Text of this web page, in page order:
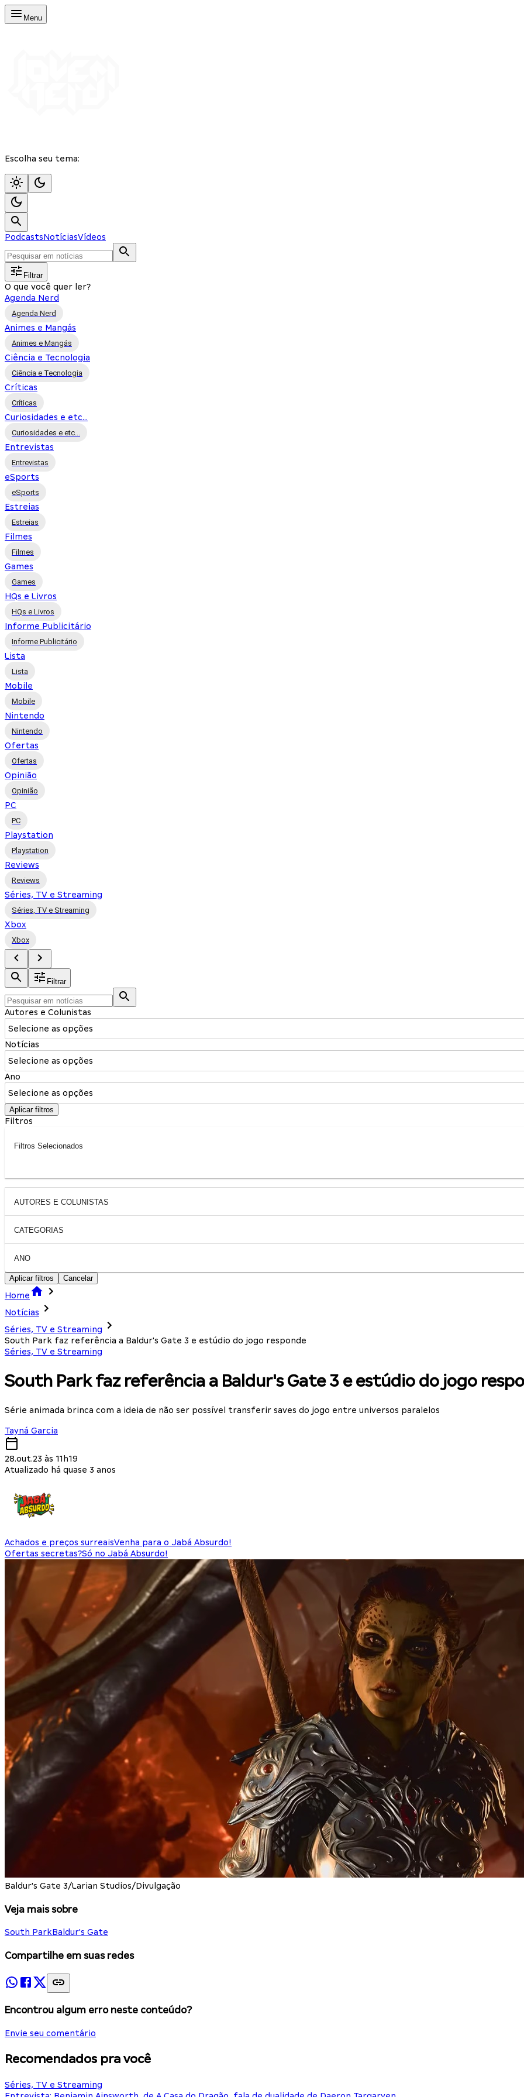
Menu
Escolha seu tema:
PodcastsNotíciasVídeos
Filtrar
O que você quer ler?
Agenda Nerd
Agenda Nerd
Animes e Mangás
Animes e Mangás
Ciência e Tecnologia
Ciência e Tecnologia
Críticas
Críticas
Curiosidades e etc...
Curiosidades e etc...
Entrevistas
Entrevistas
eSports
eSports
Estreias
Estreias
Filmes
Filmes
Games
Games
HQs e Livros
HQs e Livros
Informe Publicitário
Informe Publicitário
Lista
Lista
Mobile
Mobile
Nintendo
Nintendo
Ofertas
Ofertas
Opinião
Opinião
PC
PC
Playstation
Playstation
Reviews
Reviews
Séries, TV e Streaming
Séries, TV e Streaming
Xbox
Xbox
Filtrar
Autores e Colunistas
Selecione as opções
Notícias
Selecione as opções
Ano
Selecione as opções
Aplicar filtros
Filtros
Filtros Selecionados
AUTORES E COLUNISTAS
CATEGORIAS
ANO
Aplicar filtros Cancelar
Home
Notícias
Séries, TV e Streaming
South Park faz referência a Baldur's Gate 3 e estúdio do jogo responde
Séries, TV e Streaming
South Park faz referência a Baldur's Gate 3 e estúdio do jogo
Série animada brinca com a ideia de não ser possível transferir saves do jogo entre universos paralelos
Tayná Garcia
28.out.23 às 11h19
Atualizado há quase 3 anos
Achados e preços surreaisVenha para o Jabá Absurdo!
Ofertas secretas?Só no Jabá Absurdo!
Baldur's Gate 3/Larian Studios/Divulgação
Veja mais sobre
South ParkBaldur's Gate
Compartilhe em suas redes
Encontrou algum erro neste conteúdo?
Envie seu comentário
Recomendados pra você
Séries, TV e Streaming